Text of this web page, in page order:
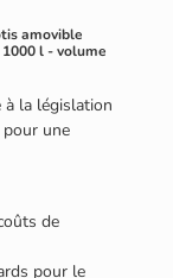
amovible
l - volume
à la législation
une
de
pour le